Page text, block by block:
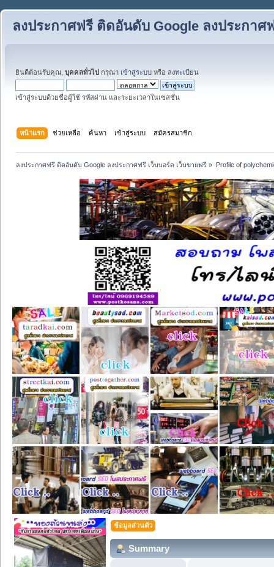
ลงประกาศฟรี ติดอันดับ Google ลงประกาศ
ยินดีต้อนรับคุณ, บุคคลทั่วไป กรุณา เข้าสู่ระบบ หรือ ลงทะเบียน
เข้าสู่ระบบด้วยชื่อผู้ใช้ รหัสผ่าน และระยะเวลาในเซสชั่น
หน้าแรก ช่วยเหลือ ค้นหา เข้าสู่ระบบ สมัครสมาชิก
ลงประกาศฟรี ติดอันดับ Google ลงประกาศฟรี เว็บบอร์ด เว็บขายฟรี » Profile of
ข้อมูลส่วนตัว
Summary